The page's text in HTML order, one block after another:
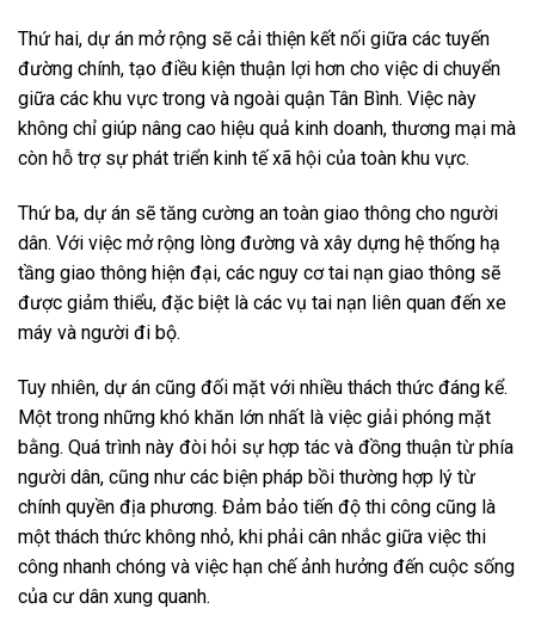
Thứ hai, dự án mở rộng sẽ cải thiện kết nối giữa các tuyến
đường chính, tạo điều kiện thuận lợi hơn cho việc di chuyển
giữa các khu vực trong và ngoài quận Tân Bình. Việc này
không chỉ giúp nâng cao hiệu quả kinh doanh, thương mại mà
còn hỗ trợ sự phát triển kinh tế xã hội của toàn khu vực.
Thứ ba, dự án sẽ tăng cường an toàn giao thông cho người
dân. Với việc mở rộng lòng đường và xây dựng hệ thống hạ
tầng giao thông hiện đại, các nguy cơ tai nạn giao thông sẽ
được giảm thiểu, đặc biệt là các vụ tai nạn liên quan đến xe
máy và người đi bộ.
Tuy nhiên, dự án cũng đối mặt với nhiều thách thức đáng kể.
Một trong những khó khăn lớn nhất là việc giải phóng mặt
bằng. Quá trình này đòi hỏi sự hợp tác và đồng thuận từ phía
người dân, cũng như các biện pháp bồi thường hợp lý từ
chính quyền địa phương. Đảm bảo tiến độ thi công cũng là
một thách thức không nhỏ, khi phải cân nhắc giữa việc thi
công nhanh chóng và việc hạn chế ảnh hưởng đến cuộc sống
của cư dân xung quanh.